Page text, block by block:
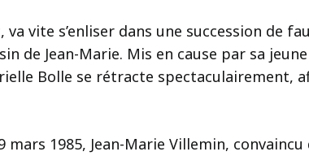
vite s’enliser dans une succession de
de Jean-Marie. Mis en cause par sa
Bolle se rétracte spectaculairement,
1985, Jean-Marie Villemin, convaincu